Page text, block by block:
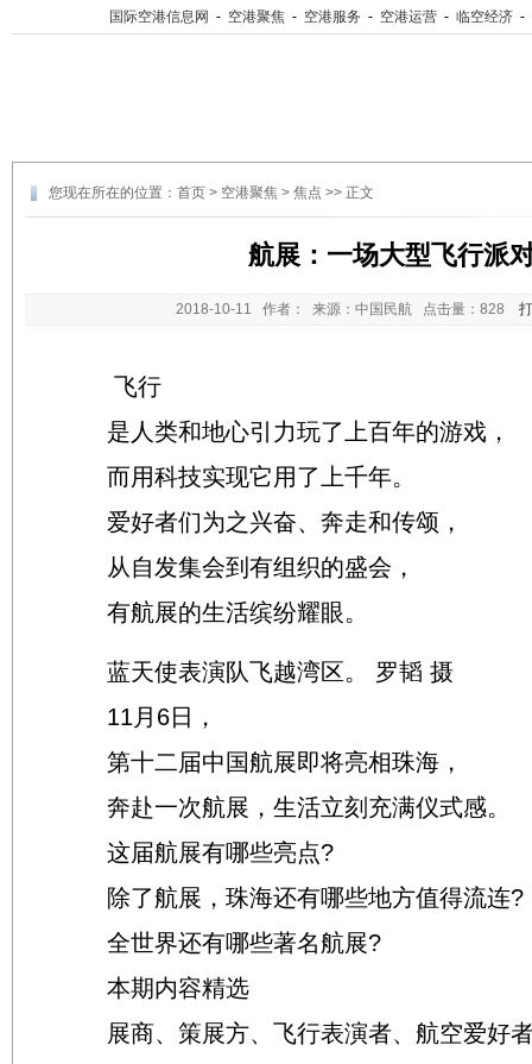
国际空港信息网 - 空港聚焦 - 空港服务 - 空港运营 - 临空经济 -
您现在所在的位置： 首页 > 空港聚焦 > 焦点 >> 正文
航展：一场大型飞行派
2018-10-11 作者： 来源：中国民航 点击量： 828
飞行
是人类和地心引力玩了上百年的游戏，
而用科技实现它用了上千年。
爱好者们为之兴奋、奔走和传颂，
从自发集会到有组织的盛会，
有航展的生活缤纷耀眼。
蓝天使表演队飞越湾区。 罗韬 摄
11月6日，
第十二届中国航展即将亮相珠海，
奔赴一次航展，生活立刻充满仪式感。
这届航展有哪些亮点?
除了航展，珠海还有哪些地方值得流连?
全世界还有哪些著名航展?
本期内容精选
展商、策展方、飞行表演者、航空爱好